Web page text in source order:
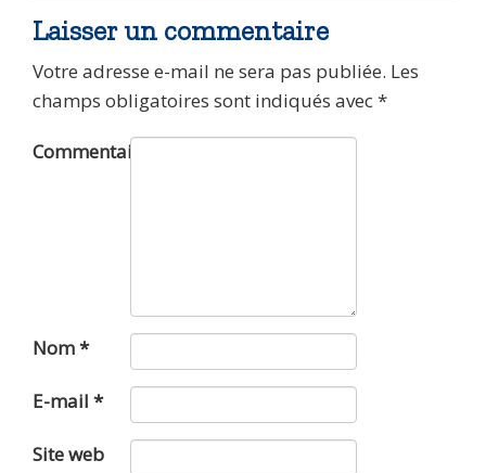
Laisser un commentaire
Votre adresse e-mail ne sera pas publiée. Les
champs obligatoires sont indiqués avec*
Commentaire
Nom*
E-mail *
Site web